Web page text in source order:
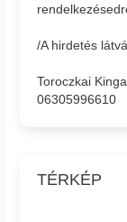
/A hirdetés
Toroczkai Kinga
06305996610
TÉRKÉP